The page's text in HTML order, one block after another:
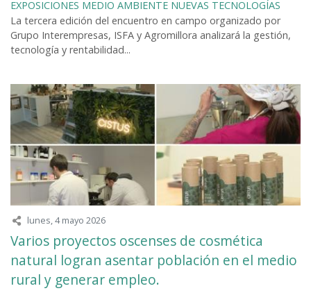
EXPOSICIONES MEDIO AMBIENTE NUEVAS TECNOLOGÍAS
La tercera edición del encuentro en campo organizado por
Grupo Interempresas, ISFA y Agromillora analizará la gestión,
tecnología y rentabilidad...
lunes, 4 mayo 2026
Varios proyectos oscenses de cosmética
natural logran asentar población en el medio
rural y generar empleo.